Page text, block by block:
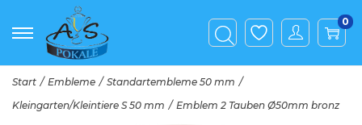
0
Start / Embleme / Standartembleme 50 mm /
Kleingarten/Kleintiere S 50 mm / Emblem 2 Tauben Ø50mm bronz